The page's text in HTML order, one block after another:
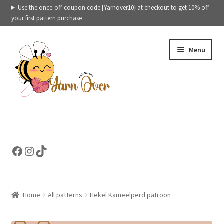
Use the once-off coupon code [Yarnover10} at checkout to get 10% off
your first pattern purchase
Skip
navigation
Skip
content
Menu
Contact
Cart
Facebook
Instagram
TikTok
Home All patterns Hekel Kameelperd patroon